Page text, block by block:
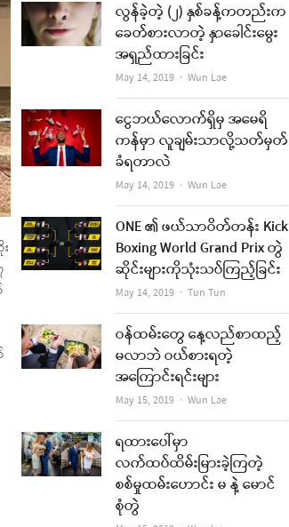
လွန်ခဲ့တဲ့ (၂) နှစ်ခန့်ကတည်းက
ခေတ်စားလာတဲ့ နှာခေါင်းမွေး
အရှည်ထားခြင်း
May 14, 2019 Author
Wun Lae
ငွေဘယ်လောက်ရှိမှ အမေရိ
ကန်မှာ လူချမ်းသာလို့သတ်မှတ်
ခံရတာလဲ
May 14, 2019 Author
Wun Lae
ONE ၏ ဖယ်သာဝိတ်တန်း Kick
Boxing World Grand Prix တွဲ
ဆိုင်းများကိုသုံးသပ်ကြည့်ခြင်း
May 14, 2019 Author
Tun Tun
ဝန်ထမ်းတွေ နေ့လည်စာထည့်
မလာဘဲ ဝယ်စားရတဲ့
အကြောင်းရင်းများ
May 15, 2019 Author
Wun Lae
ရထားပေါ်မှာ
လက်ထပ်ထိမ်းမြားခဲ့ကြတဲ့
စစ်မှုထမ်းဟောင်း မ နဲ့ မောင်
စုံတွဲ